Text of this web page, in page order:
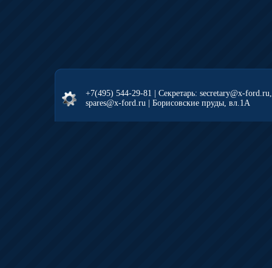
+7(495) 544-29-81 | Секретарь: secretary@x-
spares@x-ford.ru | Борисовские пруды, вл.1А